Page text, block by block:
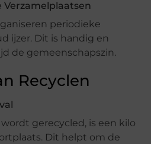
Verzamelplaatsen
periodieke
ijzer. Dit is handig en
de gemeenschapszin.
Recyclen
gerecycled, is een kilo
Dit helpt om de